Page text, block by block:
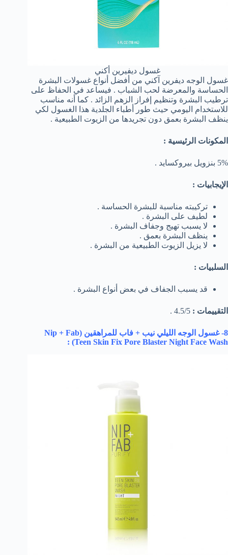
غسول ديفيرين أكني
غسول الوجه ديفرين آكني من أفضل أنواع غسولات البشرة
الحساسة والمعرضة لحب الشباب . فيساعد في الحفاظ على
ترطيب البشرة وتنظيم إفراز الزهم الزائد . كما أنه مناسب
للاستخدام اليومي حيث طور أطباء الجلدية هذا الغسول لكي
ينظف البشرة بعمق دون تجريدها من الزيوت الطبيعية .
المكونات الرئيسية :
5% بنزويل بيروكسايد .
الإيجابيات :
تركيبته مناسبة للبشرة الحساسة .
لطيف على البشرة .
لا يسبب تهيج وجفاف البشرة .
ينظف البشرة بعمق .
لا يزيل الزيوت الطبيعية من البشرة .
السلبيات :
قد يسبب الجفاف في بعض أنواع البشرة .
التقييمات :
8- غسول الوجه الليلي نيب + فاب للمراهقين (
Nip + Fab
Teen Skin Fix Pore Blaster Night Face Wash
) :